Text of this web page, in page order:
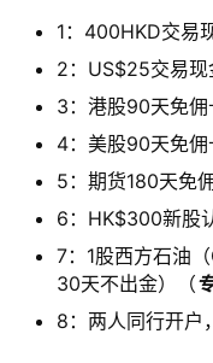
1：400HKD交易
2：US$25交易现
3：港股90天免佣
4：美股90天免佣
5：期货180天免
6：HK$300新股
7：1股西方石油
30天不出金）（
8：两人同行开户